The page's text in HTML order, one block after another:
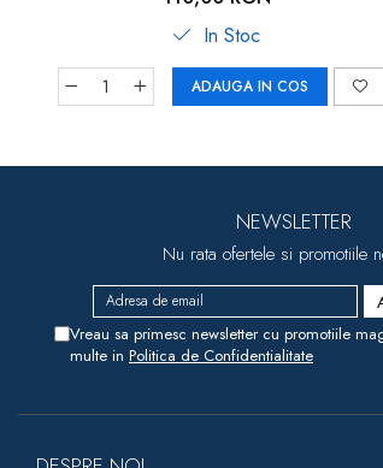
In Stoc
ADAUGA IN COS
NEWSLETTER
Nu rata ofertele si promotiile
Vreau sa primesc newsletter cu promotiile
multe in Politica de Confidentialitate